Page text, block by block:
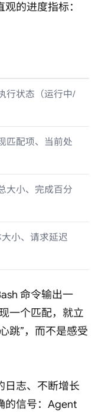
的进度指标：
行状态（运行中/
匹配项、当前处
大小、完成百分
小、请求延迟
命令输出一
一个匹配，就立
跳”，而不是感受
日志、不断增长
的信号：Agent